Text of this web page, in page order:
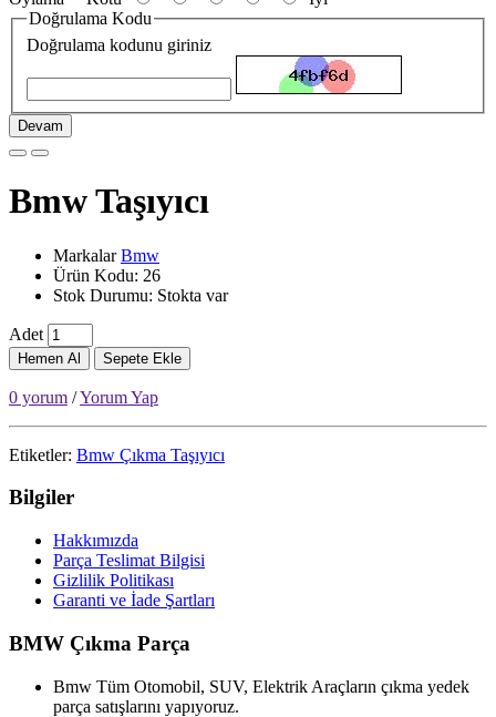
Doğrulama Kodu
Doğrulama kodunu giriniz
Devam
Bmw Taşıyıcı
MarkalarBmw
Ürün Kodu: 26
Stok Durumu: Stokta var
Adet
Hemen Al Sepete Ekle
0 yorum /Yorum Yap
Etiketler: Bmw Çıkma Taşıyıcı
Bilgiler
Hakkımızda
Parça Teslimat Bilgisi
Gizlilik Politikası
Garanti ve İade Şartları
BMW Çıkma Parça
Bmw Tüm Otomobil, SUV, Elektrik Araçların çıkma yedek
parça satışlarını yapıyoruz.